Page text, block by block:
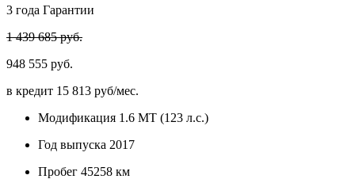
3 года Гарантии
1 439 685 руб.
948 555 руб.
в кредит 15 813 руб/мес.
Модификация 1.6 MT (123 л.с.)
Год выпуска 2017
Пробег 45258 км